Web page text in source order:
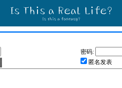
密码:
匿名发表